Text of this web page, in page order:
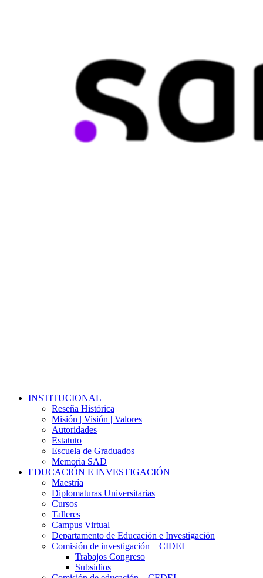
Close
INSTITUCIONAL
Reseña Histórica
Misión | Visión | Valores
Autoridades
Estatuto
Escuela de Graduados
Memoria SAD
EDUCACIÓN E INVESTIGACIÓN
Maestría
Diplomaturas Universitarias
Cursos
Talleres
Campus Virtual
Departamento de Educación e Investigación
Comisión de investigación – CIDEI
Trabajos Congreso
Subsidios